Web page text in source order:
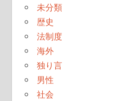
未分類
歴史
法制度
海外
独り言
男性
社会